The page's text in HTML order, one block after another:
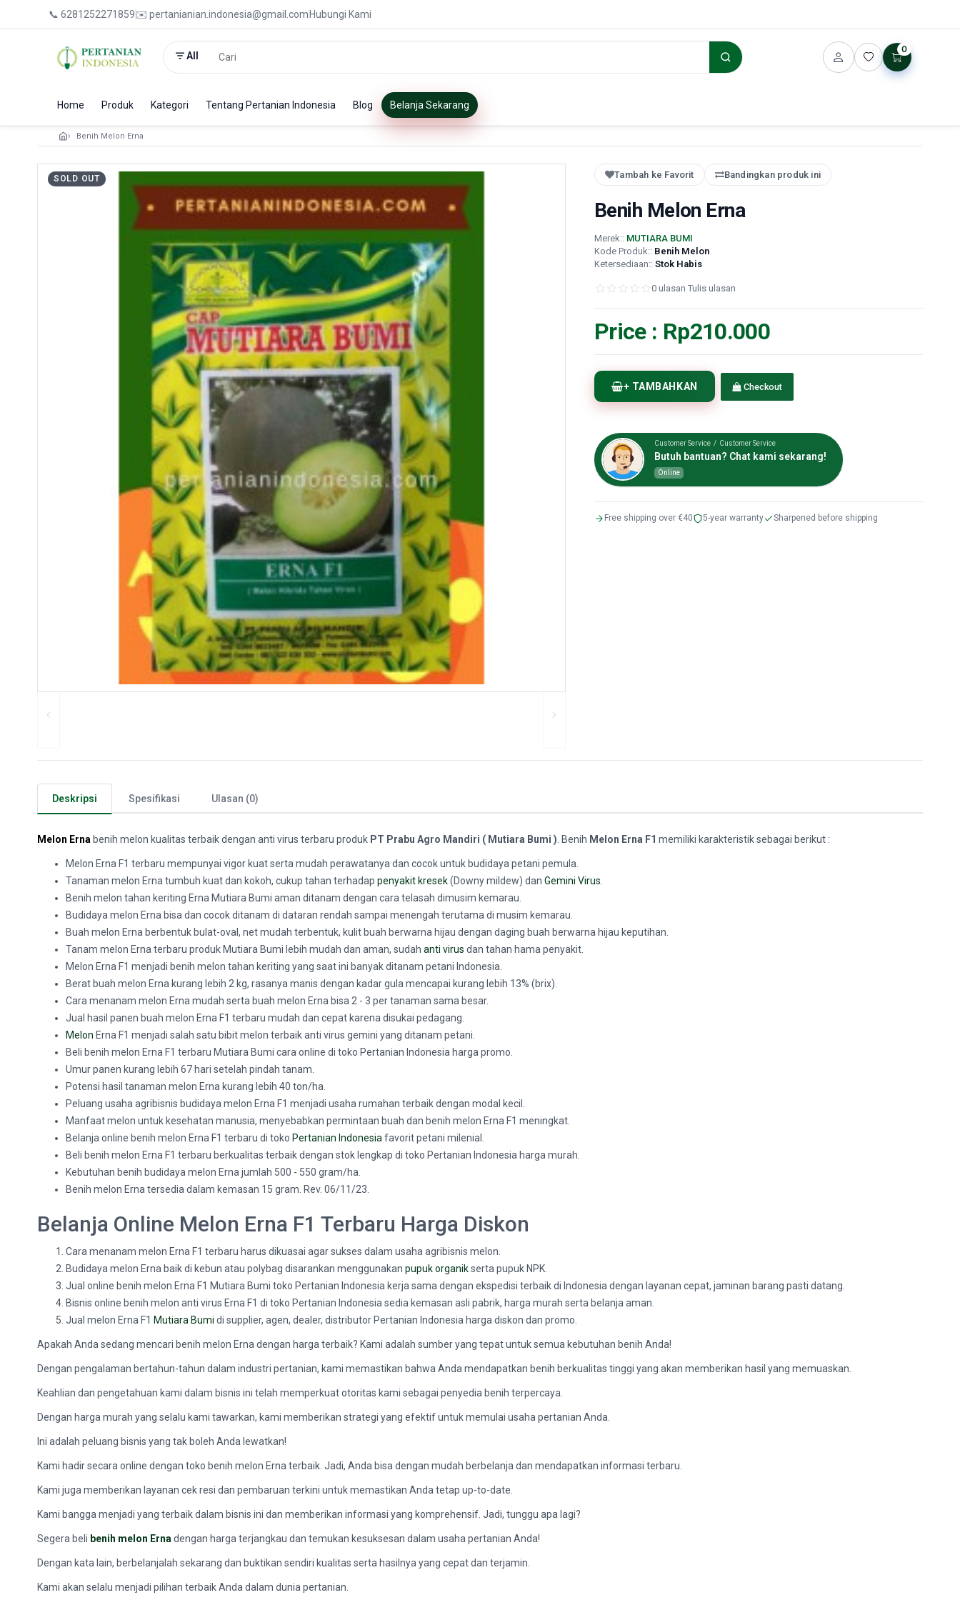
📞 6281252271859✉️ pertanianian.indonesia@gmail.com Hubungi Kami
All
0
Home Produk Kategori Tentang Pertanian Indonesia Blog Belanja Sekarang
Benih Melon Erna
SOLD OUT Tambah ke Favorit Bandingkan produk ini
Benih Melon Erna
Merek:: MUTIARA BUMI
Kode Produk:: Benih Melon
Ketersediaan:: Stok Habis
0 ulasan Tulis ulasan
Price : Rp210.000
+ TAMBAHKAN Checkout
Customer Service / Customer Service
Butuh bantuan? Chat kami sekarang!
Online
Free shipping over €40 5-year warranty Sharpened before shipping
Deskripsi Spesifikasi Ulasan (0)
Melon Erna benih melon kualitas terbaik dengan anti virus terbaru produk PT Prabu Agro Mandiri ( Mutiara Bumi ) . Benih Melon Erna F1 memiliki karakteristik sebagai berikut :
Melon Erna F1 terbaru mempunyai vigor kuat serta mudah perawatanya dan cocok untuk budidaya petani pemula.
Tanaman melon Erna tumbuh kuat dan kokoh, cukup tahan terhadap penyakit kresek(Downy mildew) dan Gemini Virus
Benih melon tahan keriting Erna Mutiara Bumi aman ditanam dengan cara telasah dimusim kemarau.
Budidaya melon Erna bisa dan cocok ditanam di dataran rendah sampai menengah terutama di musim kemarau.
Buah melon Erna berbentuk bulat-oval, net mudah terbentuk, kulit buah berwarna hijau dengan daging buah berwarna hijau keputihan.
Tanam melon Erna terbaru produk Mutiara Bumi lebih mudah dan aman, sudah anti virus dan tahan hama penyakit.
Melon Erna F1 menjadi benih melon tahan keriting yang saat ini banyak ditanam petani Indonesia.
Berat buah melon Erna kurang lebih 2 kg, rasanya manis dengan kadar gula mencapai kurang lebih 13% (brix).
Cara menanam melon Erna mudah serta buah melon Erna bisa 2 - 3 per tanaman sama besar.
Jual hasil panen buah melon Erna F1 terbaru mudah dan cepat karena disukai pedagang.
Melon Erna F1 menjadi salah satu bibit melon terbaik anti virus gemini yang ditanam petani.
Beli benih melon Erna F1 terbaru Mutiara Bumi cara online di toko Pertanian Indonesia harga promo.
Umur panen kurang lebih 67 hari setelah pindah tanam.
Potensi hasil tanaman melon Erna kurang lebih 40 ton/ha.
Peluang usaha agribisnis budidaya melon Erna F1 menjadi usaha rumahan terbaik dengan modal kecil.
Manfaat melon untuk kesehatan manusia, menyebabkan permintaan buah dan benih melon Erna F1 meningkat.
Belanja online benih melon Erna F1 terbaru di toko Pertanian Indonesia favorit petani milenial.
Beli benih melon Erna F1 terbaru berkualitas terbaik dengan stok lengkap di toko Pertanian Indonesia harga murah.
Kebutuhan benih budidaya melon Erna jumlah 500 - 550 gram/ha.
Benih melon Erna tersedia dalam kemasan 15 gram. Rev. 06/11/23.
Belanja Online Melon Erna F1 Terbaru Harga Diskon
Cara menanam melon Erna F1 terbaru harus dikuasai agar sukses dalam usaha agribisnis melon.
Budidaya melon Erna baik di kebun atau polybag disarankan menggunakan pupuk organikserta pupuk NPK.
Jual online benih melon Erna F1 Mutiara Bumi toko Pertanian Indonesia kerja sama dengan ekspedisi terbaik di Indonesia dengan layanan cepat, jaminan barang pasti datang.
Bisnis online benih melon anti virus Erna F1 di toko Pertanian Indonesia sedia kemasan asli pabrik, harga murah serta belanja aman.
Jual melon Erna F1 Mutiara Bumi di supplier, agen, dealer, distributor Pertanian Indonesia harga diskon dan promo.
Apakah Anda sedang mencari benih melon Erna dengan harga terbaik? Kami adalah sumber yang tepat untuk semua kebutuhan benih Anda!
Dengan pengalaman bertahun-tahun dalam industri pertanian, kami memastikan bahwa Anda mendapatkan benih berkualitas tinggi yang akan memberikan hasil yang memuaskan.
Keahlian dan pengetahuan kami dalam bisnis ini telah memperkuat otoritas kami sebagai penyedia benih terpercaya.
Dengan harga murah yang selalu kami tawarkan, kami memberikan strategi yang efektif untuk memulai usaha pertanian Anda.
Ini adalah peluang bisnis yang tak boleh Anda lewatkan!
Kami hadir secara online dengan toko benih melon Erna terbaik. Jadi, Anda bisa dengan mudah berbelanja dan mendapatkan informasi terbaru.
Kami juga memberikan layanan cek resi dan pembaruan terkini untuk memastikan Anda tetap up-to-date.
Kami bangga menjadi yang terbaik dalam bisnis ini dan memberikan informasi yang komprehensif. Jadi, tunggu apa lagi?
Segera beli benih melon Erna dengan harga terjangkau dan temukan kesuksesan dalam usaha pertanian Anda!
Dengan kata lain, berbelanjalah sekarang dan buktikan sendiri kualitas serta hasilnya yang cepat dan terjamin.
Kami akan selalu menjadi pilihan terbaik Anda dalam dunia pertanian.